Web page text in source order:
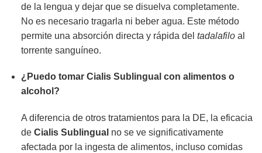
de la lengua y dejar que se disuelva completamente.
No es necesario tragarla ni beber agua. Este método
permite una absorción directa y rápida del tadalafiloal
torrente sanguíneo.
¿Puedo tomar Cialis Sublingual con alimentos o
alcohol?
A diferencia de otros tratamientos para la DE, la eficacia
de Cialis Sublingual no se ve significativamente
afectada por la ingesta de alimentos, incluso comidas